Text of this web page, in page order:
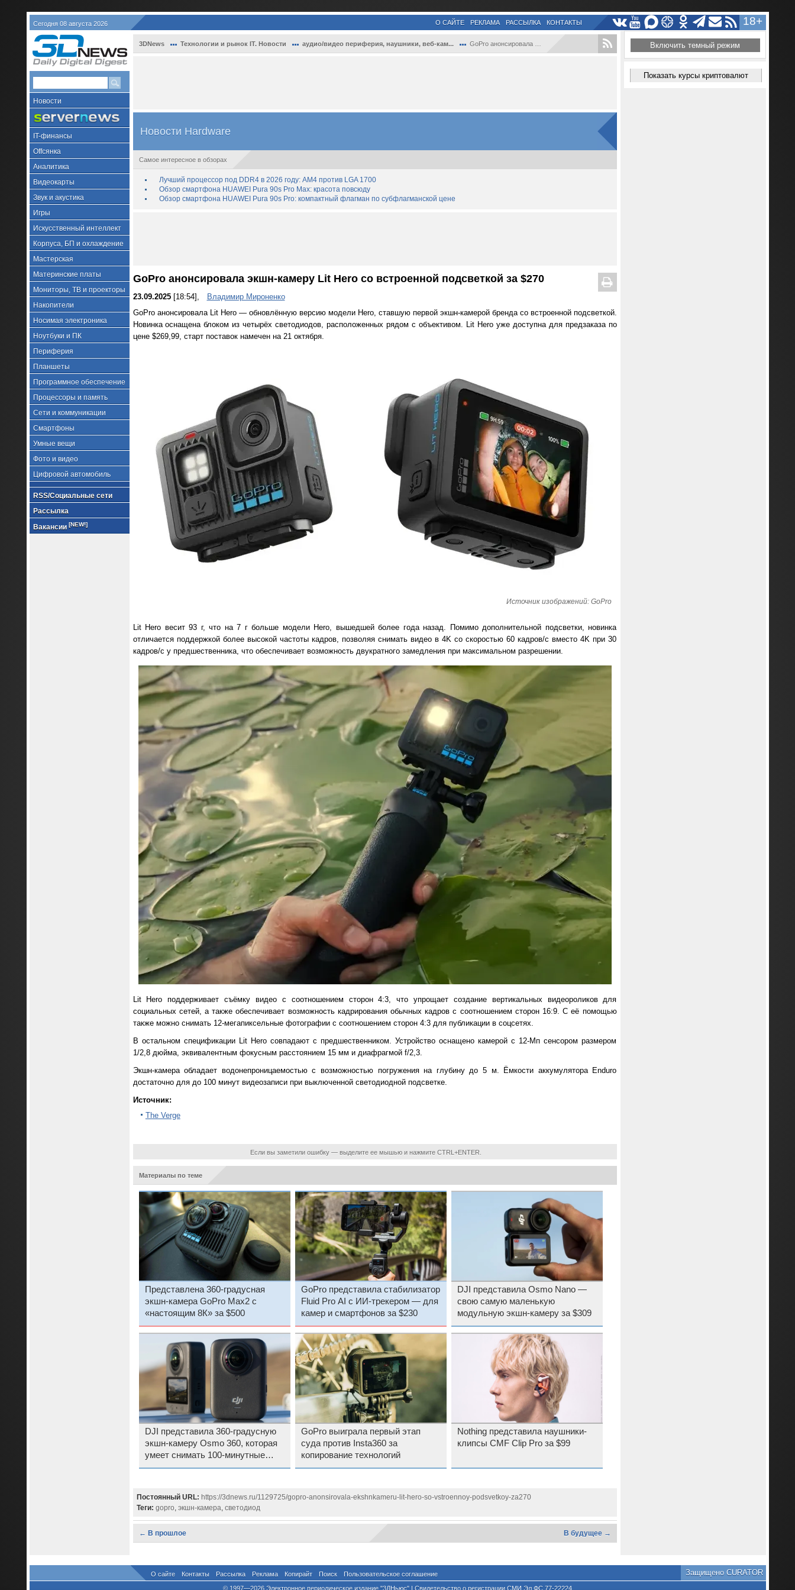
Сегодня 08 августа 2026 18+
О САЙТЕ РЕКЛАМА РАССЫЛКА КОНТАКТЫ
Новости
IT-финансы
Offсянка
Аналитика
Видеокарты
Звук и акустика
Игры
Искусственный интеллект
Корпуса, БП и охлаждение
Мастерская
Материнские платы
Мониторы, ТВ и проекторы
Накопители
Носимая электроника
Ноутбуки и ПК
Периферия
Планшеты
Программное обеспечение
Процессоры и память
Сети и коммуникации
Смартфоны
Умные вещи
Фото и видео
Цифровой автомобиль
RSS/Социальные сети
Рассылка
Вакансии [NEW!]
3DNews Технологии и рынок IT. Новости аудио/видео периферия, наушники, веб-кам... GoPro анонсировала экшн-камеру Lit Hero...
Новости Hardware
Самое интересное в обзорах
Лучший процессор под DDR4 в 2026 году: AM4 против LGA 1700
Обзор смартфона HUAWEI Pura 90s Pro Max: красота повсюду
Обзор смартфона HUAWEI Pura 90s Pro: компактный флагман по субфлагманской цене
GoPro анонсировала экшн-камеру Lit Hero со встроенной подсветкой за $270
23.09.2025[18:54],
Владимир Мироненко
GoPro анонсировала Lit Hero — обновлённую версию модели Hero, ставшую первой экшн-камерой бренда со встроенной подсветкой.
Новинка оснащена блоком из четырёх светодиодов, расположенных рядом с объективом. Lit Hero уже доступна для предзаказа по
цене $269,99, старт поставок намечен на 21 октября.
Источник изображений: GoPro
Lit Hero весит 93 г, что на 7 г больше модели Hero, вышедшей более года назад. Помимо дополнительной подсветки, новинка
отличается поддержкой более высокой частоты кадров, позволяя снимать видео в 4K со скоростью 60 кадров/с вместо 4K при 30
кадров/с у предшественника, что обеспечивает возможность двукратного замедления при максимальном разрешении.
Lit Hero поддерживает съёмку видео с соотношением сторон 4:3, что упрощает создание вертикальных видеороликов для
социальных сетей, а также обеспечивает возможность кадрирования обычных кадров с соотношением сторон 16:9. С её помощью
также можно снимать 12-мегапиксельные фотографии с соотношением сторон 4:3 для публикации в соцсетях.
В остальном спецификации Lit Hero совпадают с предшественником. Устройство оснащено камерой с 12-Мп сенсором размером
1/2,8 дюйма, эквивалентным фокусным расстоянием 15 мм и диафрагмой f/2,3.
Экшн-камера обладает водонепроницаемостью с возможностью погружения на глубину до 5 м. Ёмкости аккумулятора Enduro
достаточно для до 100 минут видеозаписи при выключенной светодиодной подсветке.
Источник:
The Verge
Если вы заметили ошибку — выделите ее мышью и нажмите CTRL+ENTER.
Материалы по теме
Представлена 360-градусная
экшн-камера GoPro Max2 с
«настоящим 8К» за $500
GoPro представила стабилизатор
Fluid Pro AI с ИИ-трекером — для
камер и смартфонов за $230
DJI представила Osmo Nano —
свою самую маленькую
модульную экшн-камеру за $309
DJI представила 360-градусную
экшн-камеру Osmo 360, которая
умеет снимать 100-минутные
ролики в 8K
GoPro выиграла первый этап
суда против Insta360 за
копирование технологий
Nothing представила наушники-
клипсы CMF Clip Pro за $99
Постоянный URL: https://3dnews.ru/1129725/gopro-anonsirovala-ekshnkameru-lit-hero-so-vstroennoy-podsvetkoy-za270
Теги: gopro, экшн-камера, светодиод
← В прошлое В будущее →
Включить темный режим
Показать курсы криптовалют
О сайте Контакты Рассылка Реклама Копирайт Поиск Пользовательское соглашение Защищено CURATOR
© 1997—2026 Электронное периодическое издание "3ДНьюс" | Свидетельство о регистрации СМИ Эл ФС 77-22224